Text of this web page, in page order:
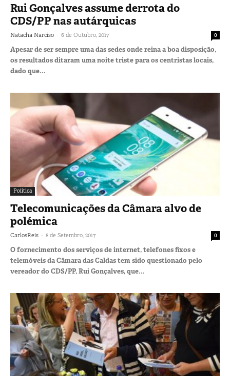
Rui Gonçalves assume derrota do
CDS/PP nas autárquicas
Natacha Narciso - 6 de Outubro, 2017 0
Apesar de ser sempre uma das sedes onde reina a boa disposição,
os resultados ditaram uma noite triste para os centristas locais,
dado que...
Política
Telecomunicações da Câmara alvo de
polémica
CarlosReis - 8 de Setembro, 2017 0
O fornecimento dos serviços de internet, telefones fixos e
telemóveis da Câmara das Caldas tem sido questionado pelo
vereador do CDS/PP, Rui Gonçalves, que...